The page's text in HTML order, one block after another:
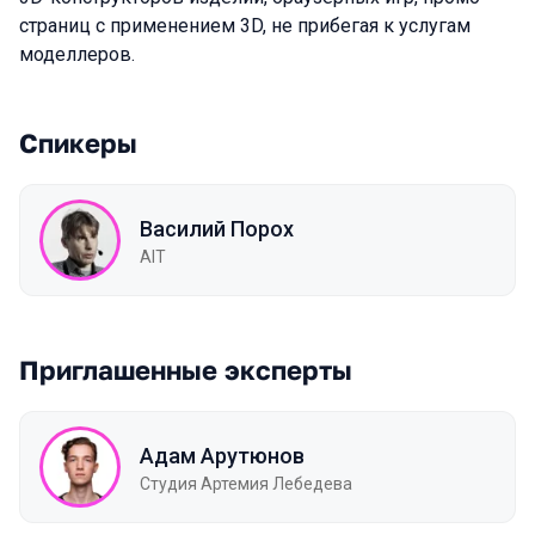
страниц с применением 3D, не прибегая к услугам
моделлеров.
Спикеры
Василий Порох
AIT
Приглашенные эксперты
Адам Арутюнов
Студия Артемия Лебедева